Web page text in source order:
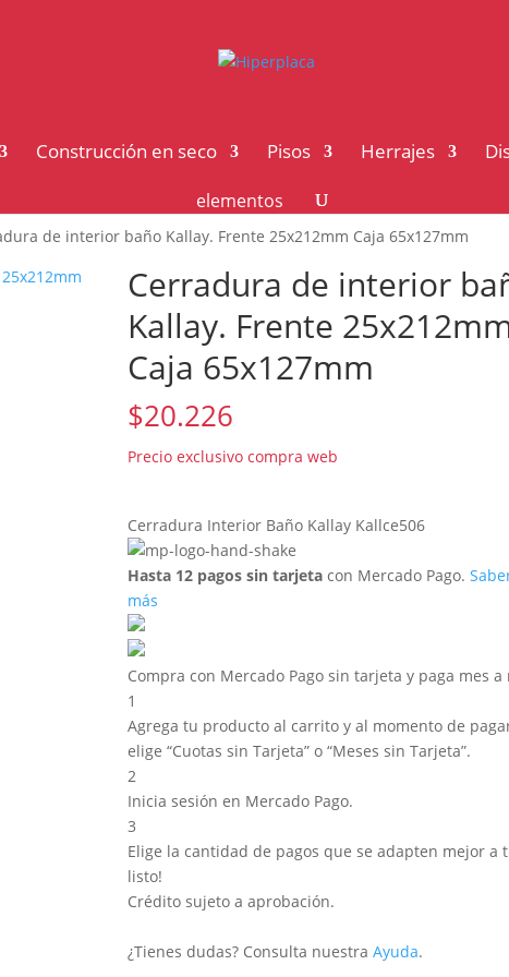
Construcción en seco Pisos Herrajes
elementos
de interior baño Kallay. Frente 25x212mm Caja 65x127mm
Cerradura de interior
Kallay. Frente
Caja 65x127mm
$20.226
Cerradura Interior Baño Kallay Kallce506
Hasta 12 pagos sin tarjeta con Mercado Pago.
más
Compra con Mercado Pago sin tarjeta y paga mes a
1
Agrega tu producto al carrito y al momento de
elige “Cuotas sin Tarjeta” o “Meses sin Tarjeta”.
2
Inicia sesión en Mercado Pago.
3
Elige la cantidad de pagos que se adapten mejor a
listo!
Crédito sujeto a aprobación.
¿Tienes dudas? Consulta nuestraAyuda.